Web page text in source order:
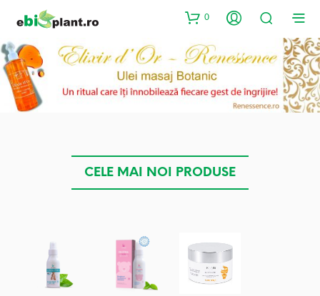
0
CELE MAI NOI PRODUSE